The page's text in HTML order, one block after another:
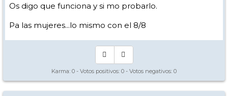
Os digo que funciona y si mo probarlo.
Pa las mujeres...lo mismo con el 8/8
Karma: 0 - Votos positivos: 0 - Votos negativos: 0